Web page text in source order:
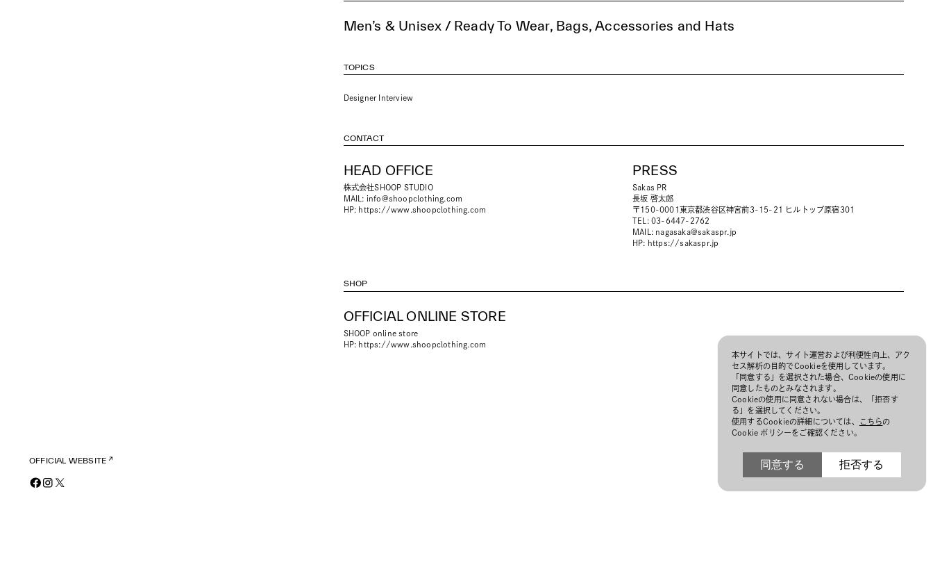
OFFICIAL WEBSITE
Men’s & Unisex / Ready To Wear, Bags, Accessories and Hats
TOPICS
Designer Interview
CONTACT
HEAD OFFICE
株式会社SHOOP STUDIO
MAIL: info@shoopclothing.com
HP: https://www.shoopclothing.com
PRESS
Sakas PR
長坂 啓太郎
〒150-0001東京都渋谷区神宮前3-15-21 ヒルトップ原宿301
TEL: 03-6447-2762
MAIL: nagasaka@sakaspr.jp
HP: https://sakaspr.jp
SHOP
OFFICIAL ONLINE STORE
SHOOP online store
HP: https://www.shoopclothing.com
本サイトでは、サイト運営および利便性向上、アク
セス解析の目的でCookieを使用しています。
「同意する」を選択された場合、Cookieの使用に
同意したものとみなされます。
Cookieの使用に同意されない場合は、「拒否す
る」を選択してください。
使用するCookieの詳細については、
こちらの
Cookie ポリシーをご確認ください。
同意する 拒否する